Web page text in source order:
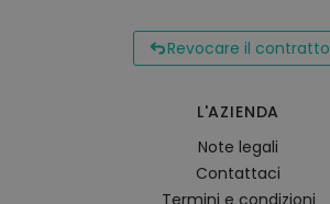
Revocare il contratto
L'AZIENDA
Note legali
Contattaci
Termini e condizioni